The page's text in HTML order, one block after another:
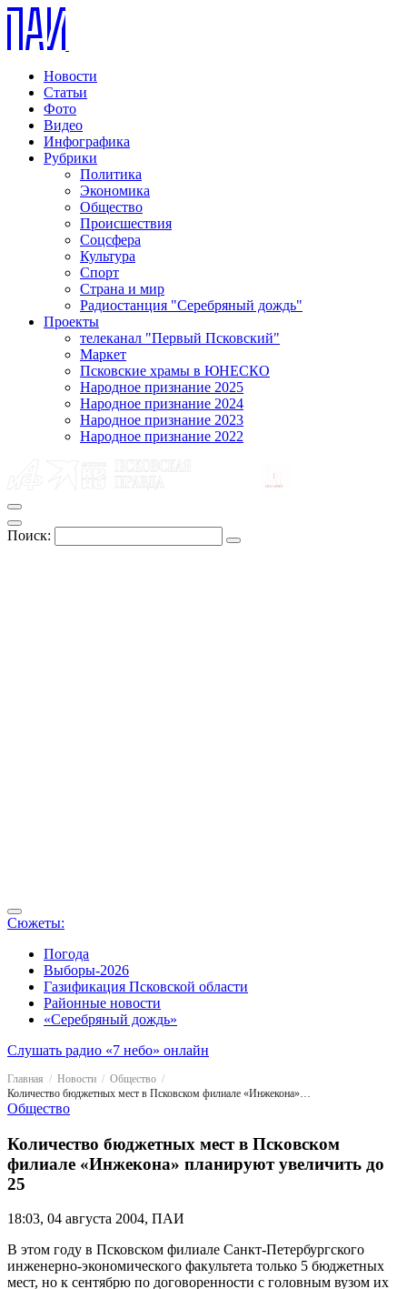
Новости
Статьи
Фото
Видео
Инфографика
Рубрики
Политика
Экономика
Общество
Происшествия
Соцсфера
Культура
Спорт
Страна и мир
Радиостанция "Серебряный дождь"
Проекты
телеканал "Первый Псковский"
Маркет
Псковские храмы в ЮНЕСКО
Народное признание 2025
Народное признание 2024
Народное признание 2023
Народное признание 2022
Поиск:
Сюжеты:
Погода
Выборы-2026
Газификация Псковской области
Районные новости
«Серебряный дождь»
Слушать радио «7 небо» онлайн
Главная Новости
Общество
Количество бюджетных мест в Псковском филиале «Инжекона» планируют увеличить до 25
Общество
Количество бюджетных мест в Псковском
филиале «Инжекона» планируют увеличить до
25
18:03, 04 августа 2004, ПАИ
В этом году в Псковском филиале Санкт-Петербургского
инженерно-экономического факультета только 5 бюджетных
мест, но к сентябрю по договоренности с головным вузом их